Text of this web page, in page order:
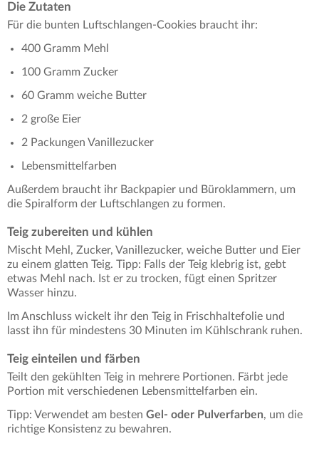
Die Zutaten
Für die bunten Luftschlangen-Cookies braucht ihr:
400 Gramm Mehl
100 Gramm Zucker
60 Gramm weiche Butter
2 große Eier
2 Packungen Vanillezucker
Lebensmittelfarben
Außerdem braucht ihr Backpapier und Büroklammern, um
die Spiralform der Luftschlangen zu formen.
Teig zubereiten und kühlen
Mischt Mehl, Zucker, Vanillezucker, weiche Butter und Eier
zu einem glatten Teig. Tipp: Falls der Teig klebrig ist, gebt
etwas Mehl nach. Ist er zu trocken, fügt einen Spritzer
Wasser hinzu.
Im Anschluss wickelt ihr den Teig in Frischhaltefolie und
lasst ihn für mindestens 30 Minuten im Kühlschrank ruhen.
Teig einteilen und färben
Teilt den gekühlten Teig in mehrere Portionen. Färbt jede
Portion mit verschiedenen Lebensmittelfarben ein.
Tipp: Verwendet am besten Gel- oder Pulverfarben, um die
richtige Konsistenz zu bewahren.